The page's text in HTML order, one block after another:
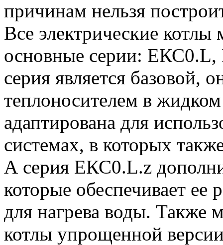
причинам нельзя
Все электрические
основные серии:
серия является базовой,
теплоносителем в
адаптирована для
системах, в которых
А серия ЕКС0.L.z
которые обеспечивает ее
для нагрева воды. Также
котлы упрощенной